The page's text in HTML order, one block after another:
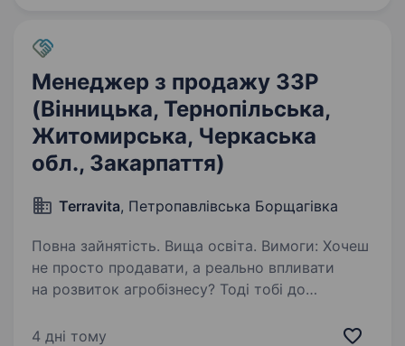
Менеджер з продажу ЗЗР
(Вінницька, Тернопільська,
Житомирська, Черкаська
обл., Закарпаття)
Terravita, Петропавлівська Борщагівка
Повна зайнятість. Вища освіта. Вимоги: Хочеш
не просто продавати, а реально впливати
на розвиток агробізнесу? Тоді тобі до
менеджера з продажу ЗЗР, який хоче
4 дні тому